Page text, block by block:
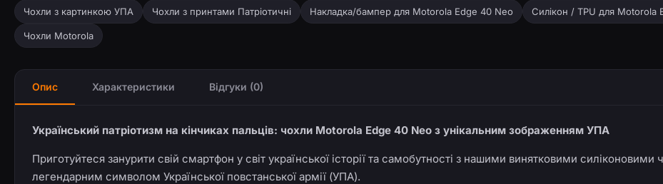
Чохли з картинкою УПА Чохли з принтами Патріотичні Накладка/бампер для Motorola Edge 40 Neo Силікон / TPU для Motorola
Чохли Motorola
Опис Характеристики Відгуки (0)
Український патріотизм на кінчиках пальців: чохли Motorola Edge 40 Neo з унікальним зображенням УПА
Приготуйтеся занурити свій смартфон у світ української історії та самобутності з нашими винятковими
легендарним символом Української повстанської армії (УПА).